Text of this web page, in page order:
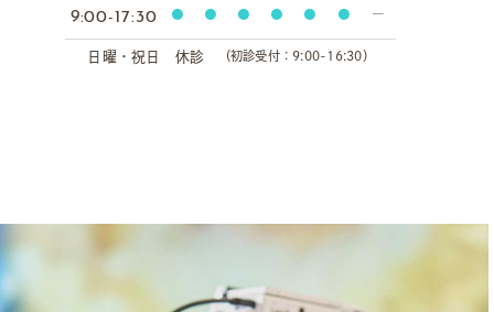
日曜・祝日 休診 （初診受付：9:00-16:30）
9:00-17:30 ● ● ● ● ● ● ー